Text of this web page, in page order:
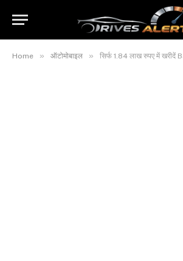
Home » ऑटोमोबाइल » सिर्फ 1.84 लाख रुपए में खरीदें Bajaj Dominar 250